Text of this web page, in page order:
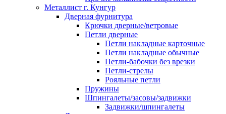
Металлист г. Кунгур
Дверная фурнитура
Крючки дверные/ветровые
Петли дверные
Петли накладные карточные
Петли накладные обычные
Петли-бабочки без врезки
Петли-стрелы
Рояльные петли
Пружины
Шпингалеты/засовы/задвижки
Задвижки/шпингалеты